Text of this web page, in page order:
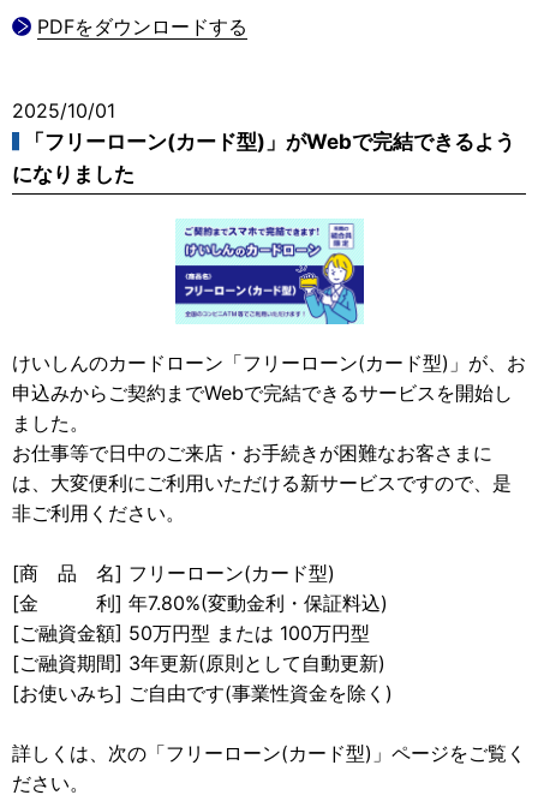
PDFをダウンロードする
2025/10/01
「フリーローン(カード型)」がWebで完結できるよう
になりました
けいしんのカードローン「フリーローン(カード型)」が、お
申込みからご契約までWebで完結できるサービスを開始し
ました。
お仕事等で日中のご来店・お手続きが困難なお客さまに
は、大変便利にご利用いただける新サービスですので、是
非ご利用ください。
[商 品 名] フリーローン(カード型)
[金 利] 年7.80%(変動金利・保証料込)
[ご融資金額] 50万円型 または 100万円型
[ご融資期間] 3年更新(原則として自動更新)
[お使いみち] ご自由です(事業性資金を除く)
詳しくは、次の「フリーローン(カード型)」ページをご覧く
ださい。